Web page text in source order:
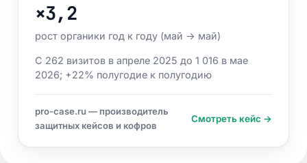
×3,2
рост органики год к году (май → май)
С 262 визитов в апреле 2025 до 1 016 в мае
2026; +22% полугодие к полугодию
pro-case.ru — производитель
защитных кейсов и кофров
Смотреть кейс →